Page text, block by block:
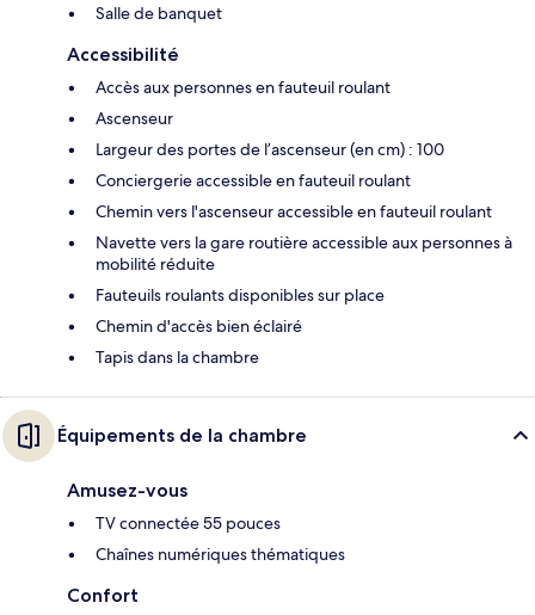
Salle de banquet
Accessibilité
Accès aux personnes en fauteuil roulant
Ascenseur
Largeur des portes de l’ascenseur (en cm) : 100
Conciergerie accessible en fauteuil roulant
Chemin vers l'ascenseur accessible en fauteuil roulant
Navette vers la gare routière accessible aux personnes à
mobilité réduite
Fauteuils roulants disponibles sur place
Chemin d'accès bien éclairé
Tapis dans la chambre
Équipements de la chambre
Amusez-vous
TV connectée 55 pouces
Chaînes numériques thématiques
Confort